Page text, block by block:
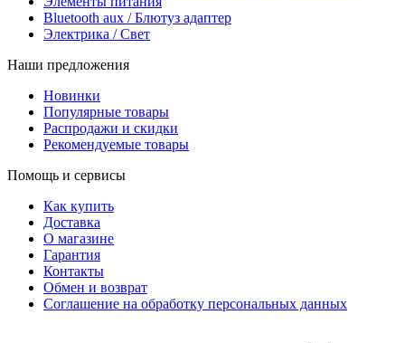
Bluetooth aux / Блютуз адаптер
Электрика / Свет
Наши предложения
Новинки
Популярные товары
Распродажи и скидки
Рекомендуемые товары
Помощь и сервисы
Как купить
Доставка
О магазине
Гарантия
Контакты
Обмен и возврат
Соглашение на обработку персональных данных